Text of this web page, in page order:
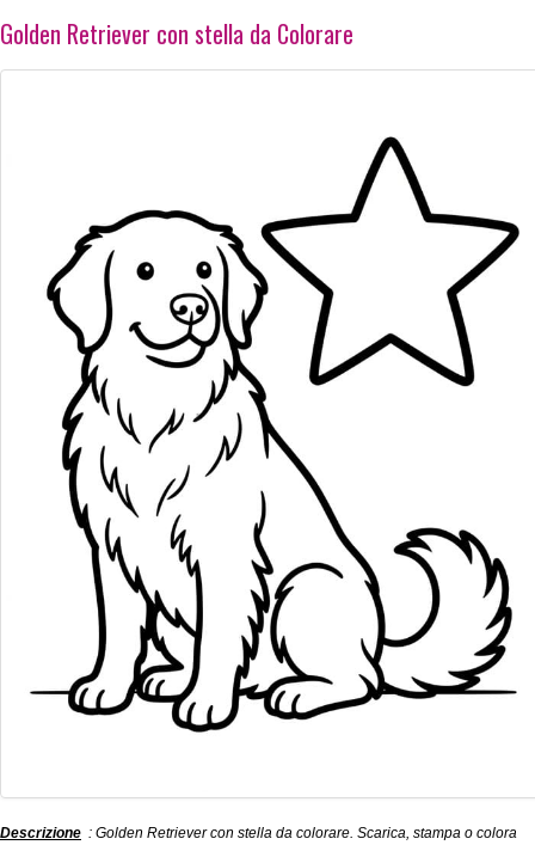
Golden Retriever con stella da Colorare
Descrizione : Golden Retriever con stella da colorare. Scarica, stampa o colora